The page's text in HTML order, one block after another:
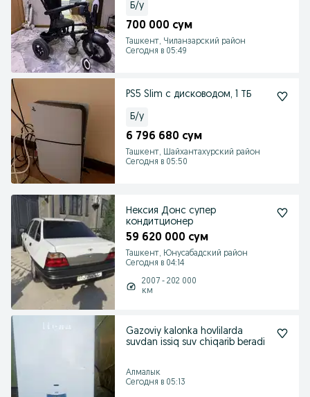
Б/у
700 000 сум
Ташкент, Чиланзарский район
Сегодня в 05:49
PS5 Slim с дисководом, 1 ТБ
Б/у
6 796 680 сум
Ташкент, Шайхантахурский район
Сегодня в 05:50
Нексия Донс супер
кондитционер
59 620 000 сум
Ташкент, Юнусабадский район
Сегодня в 04:14
2007 - 202 000
км
Gazoviy kalonka hovlilarda
suvdan issiq suv chiqarib beradi
Алмалык
Сегодня в 05:13